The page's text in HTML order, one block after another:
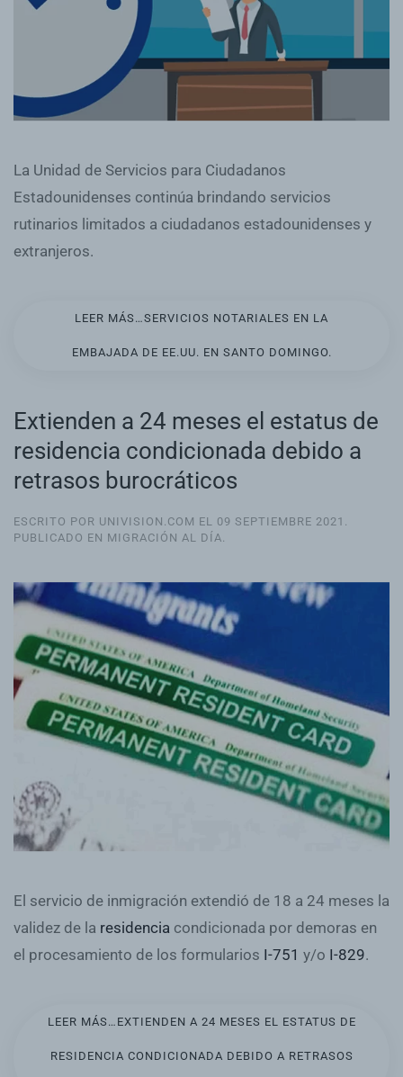
La Unidad de Servicios para Ciudadanos
Estadounidenses continúa brindando servicios
rutinarios limitados a ciudadanos estadounidenses y
extranjeros.
LEER MÁS…SERVICIOS NOTARIALES EN LA
EMBAJADA DE EE.UU. EN SANTO DOMINGO.
Extienden a 24 meses el estatus de
residencia condicionada debido a
retrasos burocráticos
ESCRITO POR UNIVISION.COM EL 09 SEPTIEMBRE 2021 .
PUBLICADO EN MIGRACIÓN AL DÍA.
El servicio de inmigración extendió de 18 a 24 meses la
validez de la residencia condicionada por demoras en
el procesamiento de los formularios I-751 y/o I-829.
LEER MÁS…EXTIENDEN A 24 MESES EL ESTATUS DE
RESIDENCIA CONDICIONADA DEBIDO A RETRASOS